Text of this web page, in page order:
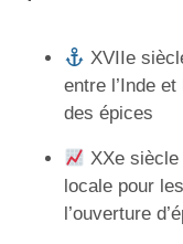
XVIIe
entre l’Inde
des épices
XXe
locale pour
l’ouverture